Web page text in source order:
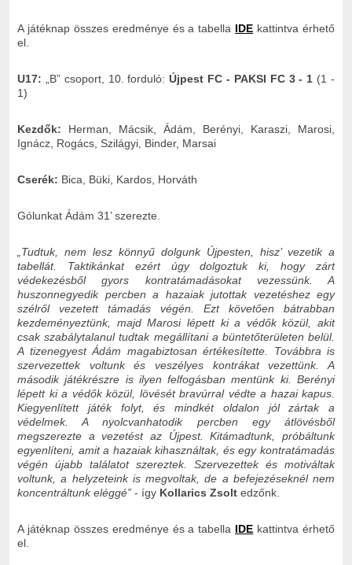
A játéknap összes eredménye és a tabella IDE kattintva érhető
el.
U17: „B” csoport, 10. forduló: Újpest FC - PAKSI FC 3 - 1 (1 -
1)
Kezdők: Herman, Mácsik, Ádám, Berényi, Karaszi, Marosi,
Ignácz, Rogács, Szilágyi, Binder, Marsai
Cserék: Bica, Büki, Kardos, Horváth
Gólunkat Ádám 31’ szerezte.
„Tudtuk, nem lesz könnyű dolgunk Újpesten, hisz’ vezetik a
tabellát. Taktikánkat ezért úgy dolgoztuk ki, hogy zárt
védekezésből gyors kontratámadásokat vezessünk. A
huszonnegyedik percben a hazaiak jutottak vezetéshez egy
szélről vezetett támadás végén. Ezt követően bátrabban
kezdeményeztünk, majd Marosi lépett ki a védők közül, akit
csak szabálytalanul tudtak megállítani a büntetőterületen belül.
A tizenegyest Ádám magabiztosan értékesítette. Továbbra is
szervezettek voltunk és veszélyes kontrákat vezettünk. A
második játékrészre is ilyen felfogásban mentünk ki. Berényi
lépett ki a védők közül, lövését bravúrral védte a hazai kapus.
Kiegyenlített játék folyt, és mindkét oldalon jól zártak a
védelmek. A nyolcvanhatodik percben egy átlövésből
megszerezte a vezetést az Újpest. Kitámadtunk, próbáltunk
egyenlíteni, amit a hazaiak kihasználtak, és egy kontratámadás
végén újabb találatot szereztek. Szervezettek és motiváltak
voltunk, a helyzeteink is megvoltak, de a befejezéseknél nem
koncentráltunk eléggé” - így Kollarics Zsolt edzőnk.
A játéknap összes eredménye és a tabella IDE kattintva érhető
el.